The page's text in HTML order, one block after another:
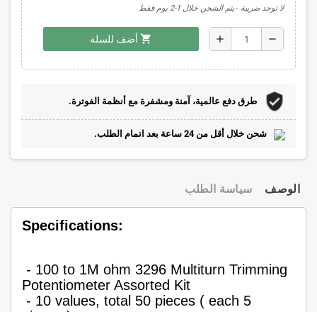
لا توجد ضريبة يتم الشحن خلال 1-2 يوم فقط
remove
add
shopping_cart أضف للسلة
طرق دفع عالمية، آمنة ومشفرة مع أنظمة الفوترة.
شحن خلال أقل من 24 ساعة بعد اتمام الطلب.
الوصف سياسة الطلب
Specifications:
- 100 to 1M ohm 3296 Multiturn Trimming
Potentiometer Assorted Kit
- 10 values, total 50 pieces ( each 5